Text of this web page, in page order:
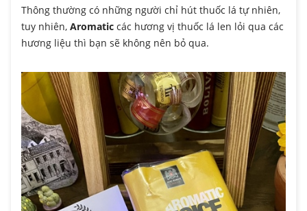
Thông thường có những người chỉ hút thuốc lá tự nhiên,
tuy nhiên, Aromatic các hương vị thuốc lá len lỏi qua các
hương liệu thì bạn sẽ không nên bỏ qua.